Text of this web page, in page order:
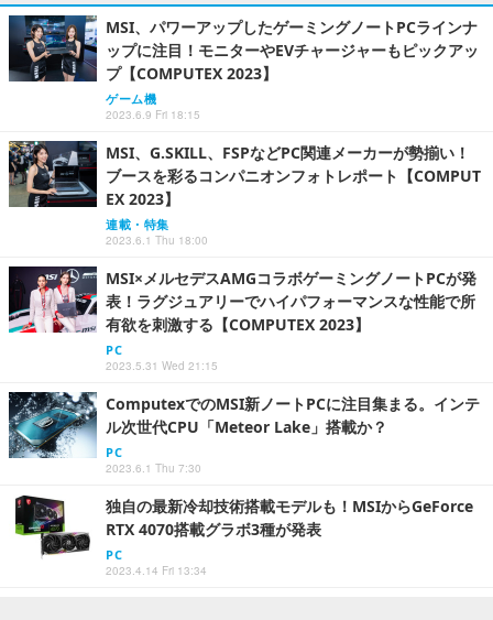
MSI、パワーアップしたゲーミングノートPCラインナ
ップに注目！モニターやEVチャージャーもピックアッ
プ【COMPUTEX 2023】
ゲーム機
2023.6.9 Fri 18:15
MSI、G.SKILL、FSPなどPC関連メーカーが勢揃い！
ブースを彩るコンパニオンフォトレポート【COMPUT
EX 2023】
連載・特集
2023.6.1 Thu 18:00
MSI×メルセデスAMGコラボゲーミングノートPCが発
表！ラグジュアリーでハイパフォーマンスな性能で所
有欲を刺激する【COMPUTEX 2023】
PC
2023.5.31 Wed 21:15
ComputexでのMSI新ノートPCに注目集まる。インテ
ル次世代CPU「Meteor Lake」搭載か？
PC
2023.6.1 Thu 7:30
独自の最新冷却技術搭載モデルも！MSIからGeForce
RTX 4070搭載グラボ3種が発表
PC
2023.4.14 Fri 13:34